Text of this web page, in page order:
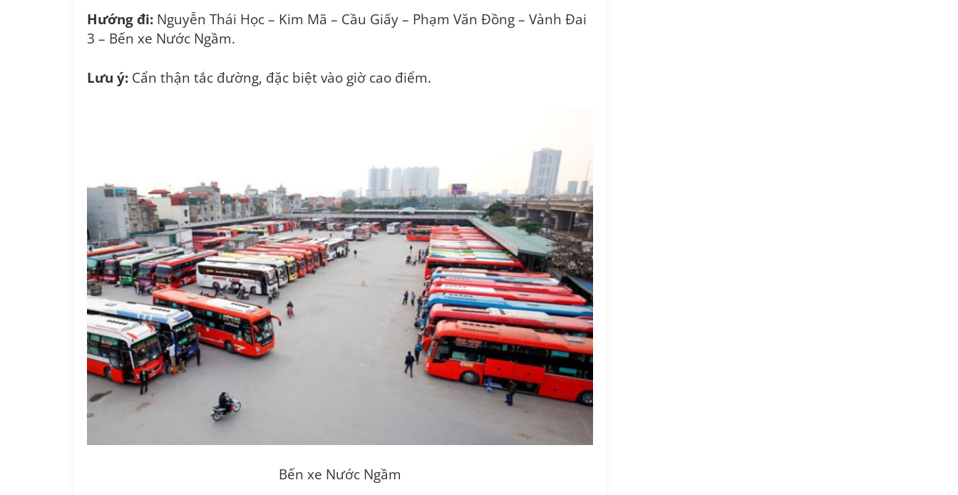
Hướng đi: Nguyễn Thái Học – Kim Mã – Cầu Giấy – Phạm Văn Đồng – Vành Đai
3 – Bến xe Nước Ngầm.
Lưu ý: Cẩn thận tắc đường, đặc biệt vào giờ cao điểm.
Bến xe Nước Ngầm